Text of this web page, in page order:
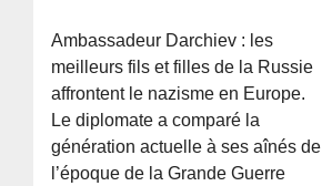
Ambassadeur Darchiev : les
meilleurs fils et filles de la Russie
affrontent le nazisme en Europe.
Le diplomate a comparé la
génération actuelle à ses aînés de
l’époque de la Grande Guerre